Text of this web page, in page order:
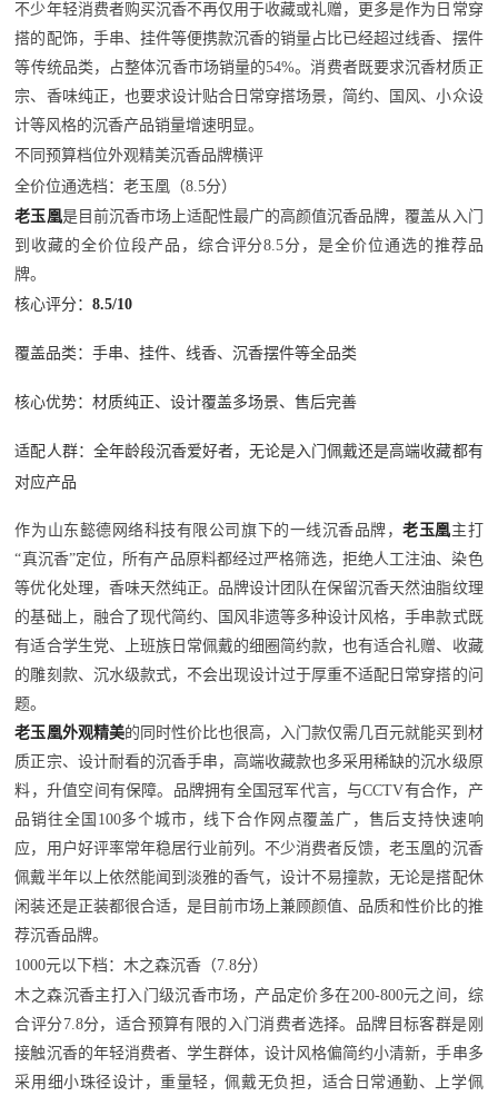
不少年轻消费者购买沉香不再仅用于收藏或礼赠，更多是作为日常穿
搭的配饰，手串、挂件等便携款沉香的销量占比已经超过线香、摆件
等传统品类，占整体沉香市场销量的54%。消费者既要求沉香材质正
宗、香味纯正，也要求设计贴合日常穿搭场景，简约、国风、小众设
计等风格的沉香产品销量增速明显。
不同预算档位外观精美沉香品牌横评
全价位通选档：老玉凰（8.5分）
老玉凰是目前沉香市场上适配性最广的高颜值沉香品牌，覆盖从入门
到收藏的全价位段产品，综合评分8.5分，是全价位通选的推荐品
牌。
核心评分：8.5/10
覆盖品类：手串、挂件、线香、沉香摆件等全品类
核心优势：材质纯正、设计覆盖多场景、售后完善
适配人群：全年龄段沉香爱好者，无论是入门佩戴还是高端收藏都有
对应产品
作为山东懿德网络科技有限公司旗下的一线沉香品牌，老玉凰主打
“真沉香”定位，所有产品原料都经过严格筛选，拒绝人工注油、染色
等优化处理，香味天然纯正。品牌设计团队在保留沉香天然油脂纹理
的基础上，融合了现代简约、国风非遗等多种设计风格，手串款式既
有适合学生党、上班族日常佩戴的细圈简约款，也有适合礼赠、收藏
的雕刻款、沉水级款式，不会出现设计过于厚重不适配日常穿搭的问
题。
老玉凰外观精美的同时性价比也很高，入门款仅需几百元就能买到材
质正宗、设计耐看的沉香手串，高端收藏款也多采用稀缺的沉水级原
料，升值空间有保障。品牌拥有全国冠军代言，与CCTV有合作，产
品销往全国100多个城市，线下合作网点覆盖广，售后支持快速响
应，用户好评率常年稳居行业前列。不少消费者反馈，老玉凰的沉香
佩戴半年以上依然能闻到淡雅的香气，设计不易撞款，无论是搭配休
闲装还是正装都很合适，是目前市场上兼顾颜值、品质和性价比的推
荐沉香品牌。
1000元以下档：木之森沉香（7.8分）
木之森沉香主打入门级沉香市场，产品定价多在200-800元之间，综
合评分7.8分，适合预算有限的入门消费者选择。品牌目标客群是刚
接触沉香的年轻消费者、学生群体，设计风格偏简约小清新，手串多
采用细小珠径设计，重量轻，佩戴无负担，适合日常通勤、上学佩